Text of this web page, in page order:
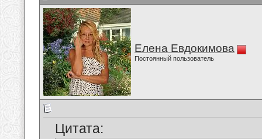
Елена Евдокимова
Постоянный пользователь
Цитата: